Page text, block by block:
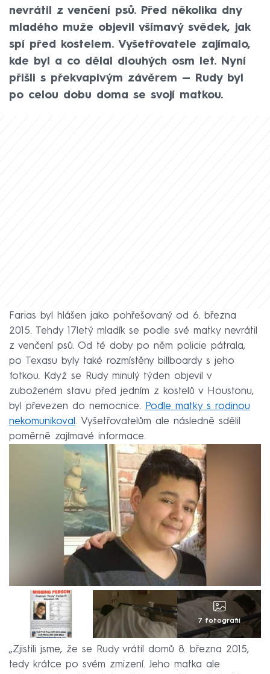
nevrátil z venčení psů. Před několika dny
mladého muže objevil všímavý svědek, jak
spí před kostelem. Vyšetřovatele zajímalo,
kde byl a co dělal dlouhých osm let. Nyní
přišli s překvapivým závěrem — Rudy byl
po celou dobu doma se svojí matkou.
Farias byl hlášen jako pohřešovaný od 6. března
2015. Tehdy 17letý mladík se podle své matky nevrátil
z venčení psů. Od té doby po něm policie pátrala,
po Texasu byly také rozmístěny billboardy s jeho
fotkou. Když se Rudy minulý týden objevil v
zuboženém stavu před jedním z kostelů v Houstonu,
byl převezen do nemocnice. Podle matky s rodinou
nekomunikoval . Vyšetřovatelům ale následně sdělil
poměrně zajímavé informace.
7 fotografií
„Zjistili jsme, že se Rudy vrátil domů 8. března 2015,
tedy krátce po svém zmizení. Jeho matka ale